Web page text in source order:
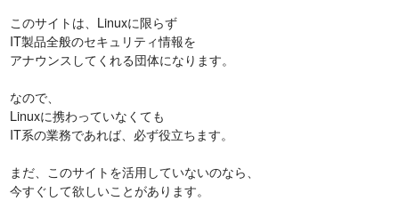
このサイトは、Linuxに限らず
IT製品全般のセキュリティ情報を
アナウンスしてくれる団体になります。
なので、
Linuxに携わっていなくても
IT系の業務であれば、必ず役立ちます。
まだ、このサイトを活用していないのなら、
今すぐして欲しいことがあります。